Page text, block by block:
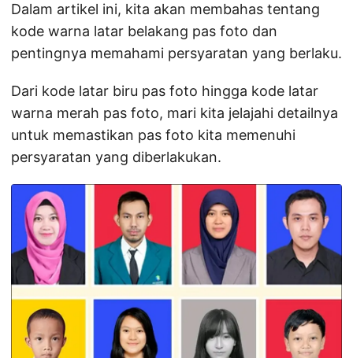
Dalam artikel ini, kita akan membahas tentang
kode warna latar belakang pas foto dan
pentingnya memahami persyaratan yang berlaku.
Dari kode latar biru pas foto hingga kode latar
warna merah pas foto, mari kita jelajahi detailnya
untuk memastikan pas foto kita memenuhi
persyaratan yang diberlakukan.